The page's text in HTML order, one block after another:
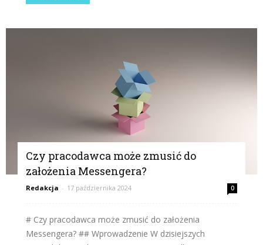
Czy pracodawca może zmusić do
założenia Messengera?
Redakcja - 17 października 2024 0
# Czy pracodawca może zmusić do założenia
Messengera? ## Wprowadzenie W dzisiejszych